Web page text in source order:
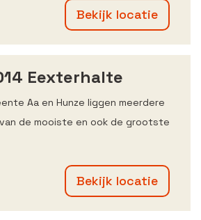
Bekijk locatie
Eexterhalte
Aa en Hunze liggen meerdere
de mooiste en ook de grootste
Bekijk locatie